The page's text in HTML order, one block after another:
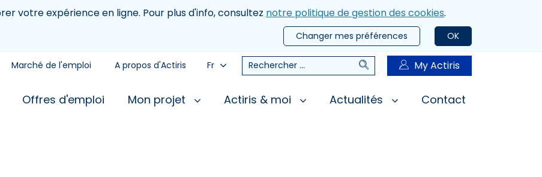
votre expérience en ligne. Pour plus d'info, consultez notre politique de gestion des cookies.
OK
Changer mes préférences
Marché de l'emploi A propos d'Actiris Fr Rechercher RechercherMy Actiris
Offres d'emploi Mon projet Actiris & moi Actualités Contact